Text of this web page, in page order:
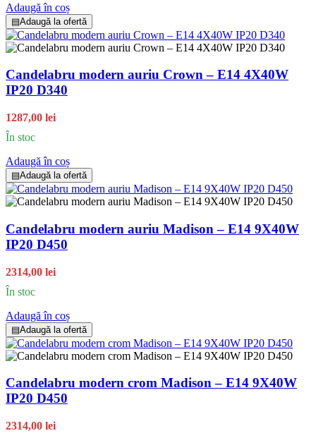
Adaugă în coș
▤Adaugă la ofertă
Candelabru modern auriu Crown – E14 4X40W
IP20 D340
1287,00 lei
În stoc
Adaugă în coș
▤Adaugă la ofertă
Candelabru modern auriu Madison – E14 9X40W
IP20 D450
2314,00 lei
În stoc
Adaugă în coș
▤Adaugă la ofertă
Candelabru modern crom Madison – E14 9X40W
IP20 D450
2314,00 lei